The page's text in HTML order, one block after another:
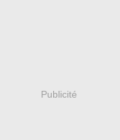
Publicité